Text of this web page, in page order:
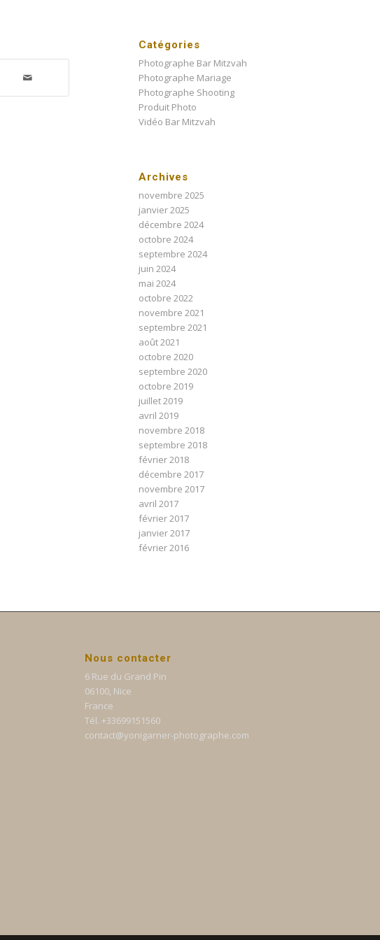
Catégories
Photographe Bar Mitzvah
Photographe Mariage
Photographe Shooting
Produit Photo
Vidéo Bar Mitzvah
Archives
novembre 2025
janvier 2025
décembre 2024
octobre 2024
septembre 2024
juin 2024
mai 2024
octobre 2022
novembre 2021
septembre 2021
août 2021
octobre 2020
septembre 2020
octobre 2019
juillet 2019
avril 2019
novembre 2018
septembre 2018
février 2018
décembre 2017
novembre 2017
avril 2017
février 2017
janvier 2017
février 2016
Nous contacter
6 Rue du Grand Pin
06100, Nice
France
Tél. +33699151560
contact@yonigarner-photographe.com